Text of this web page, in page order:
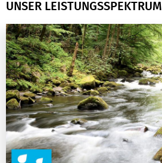
UNSER LEISTUNGSSPEKTRUM